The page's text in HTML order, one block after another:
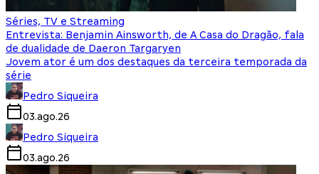
Séries, TV e Streaming
Entrevista: Benjamin Ainsworth, de A Casa do Dragão, fala
de dualidade de Daeron Targaryen
Jovem ator é um dos destaques da terceira temporada da
série
Pedro Siqueira
03.ago.26
Pedro Siqueira
03.ago.26